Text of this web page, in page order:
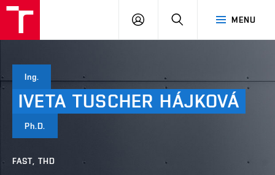
MENU
PŘIHLÁSIT
Ing.
IVETA TUSCHER HÁJKOVÁ
Ph.D.
FAST, THD